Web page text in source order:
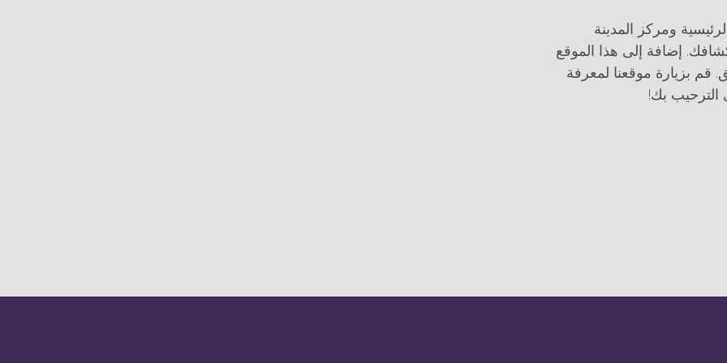
ومركز المدينة
إضافة إلى هذا الموقع
قم بزيارة موقعنا لمعرفة
الترحيب بك!